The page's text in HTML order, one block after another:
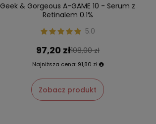
Geek & Gorgeous A-GAME 10 - Serum z
Retinalem 0.1%
5.0
97,20 zł108,00 zł
Najniższa cena: 91,80 zł
Zobacz produkt